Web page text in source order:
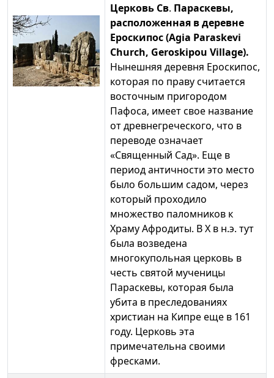
Церковь Св. Параскевы,
расположенная в деревне
Ероскипос (Agia Paraskevi
Church, Geroskipou Village).
Нынешняя деревня Ероскипос,
которая по праву считается
восточным пригородом
Пафоса, имеет свое название
от древнегреческого, что в
переводе означает
«Священный Сад». Еще в
период античности это место
было большим садом, через
который проходило
множество паломников к
Храму Афродиты. В X в н.э. тут
была возведена
многокупольная церковь в
честь святой мученицы
Параскевы, которая была
убита в преследованиях
христиан на Кипре еще в 161
году. Церковь эта
примечательна своими
фресками.